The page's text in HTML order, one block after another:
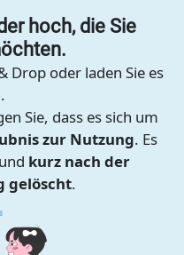
hoch, die Sie
Drop oder laden Sie es
Sie, dass es sich um
zur Nutzung. Es
kurz nach der
gelöscht.